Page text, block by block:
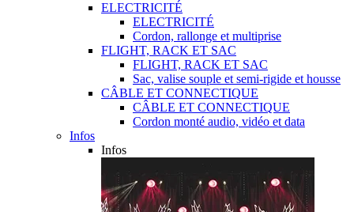
ELECTRICITÉ
ELECTRICITÉ
Cordon, rallonge et multiprise
FLIGHT, RACK ET SAC
FLIGHT, RACK ET SAC
Sac, valise souple et semi-rigide et housse
CÂBLE ET CONNECTIQUE
CÂBLE ET CONNECTIQUE
Cordon monté audio, vidéo et data
Infos
Infos